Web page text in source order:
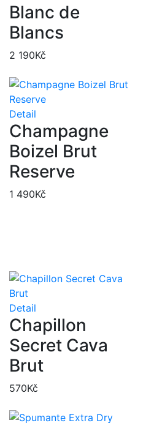
Blanc de
Blancs
2 190Kč
Detail
Champagne
Boizel Brut
Reserve
1 490Kč
Detail
Chapillon
Secret Cava
Brut
570Kč